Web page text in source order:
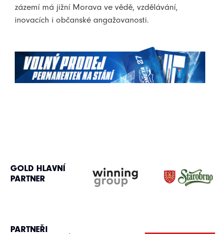
zázemí má jižní Morava ve vědě, vzdělávání,
inovacích i občanské angažovanosti.
GOLD HLAVNÍ
PARTNER
PARTNEŘI